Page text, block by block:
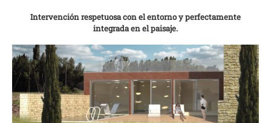
Intervención respetuosa con el entorno y perfectamente
integrada en el paisaje.